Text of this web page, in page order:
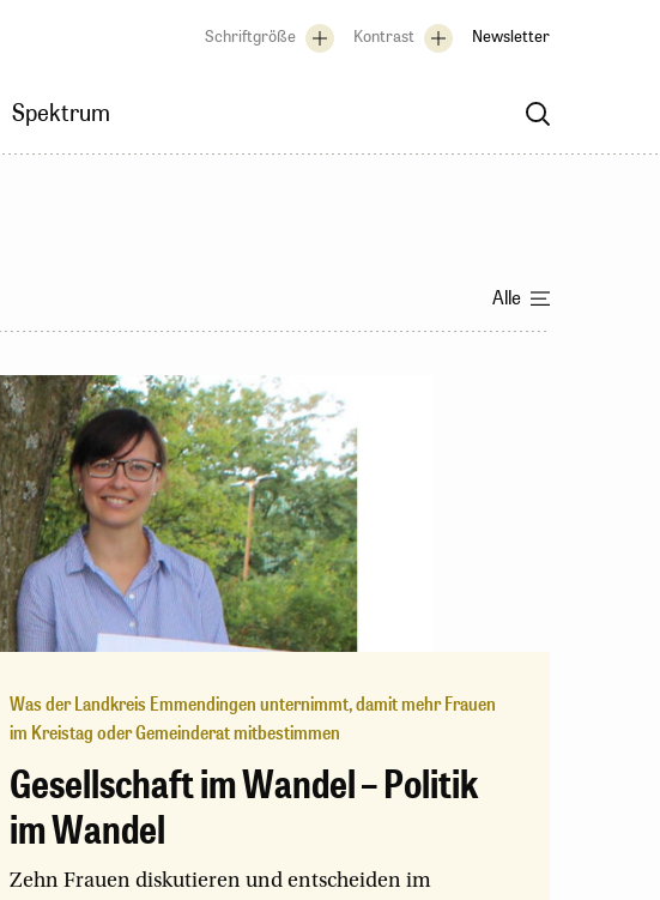
Schriftgröße Kontrast Newsletter
Spektrum
Alle
Was der Landkreis Emmendingen unternimmt, damit mehr Frauen
im Kreistag oder Gemeinderat mitbestimmen
Gesellschaft im Wandel – Politik
im Wandel
Zehn Frauen diskutieren und entscheiden im